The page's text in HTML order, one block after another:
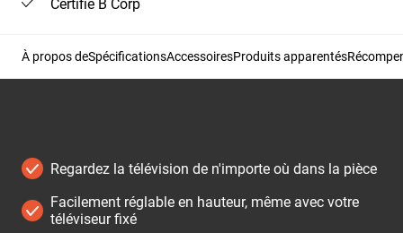
Certifié B Corp
À propos deSpécificationsAccessoiresProduits apparentés
Regardez la télévision de n'importe où dans la pièce
Facilement réglable en hauteur, même avec votre
téléviseur fixé